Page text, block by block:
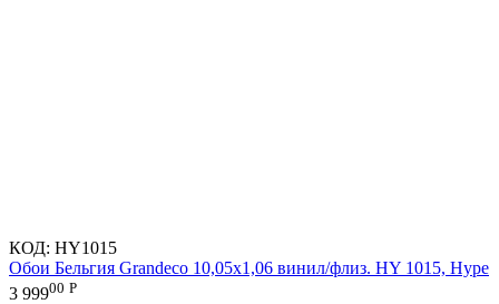
КОД: HY1015
Обои Бельгия Grandeco 10,05х1,06 винил/флиз. HY 1015, Hype
3 99900 Р